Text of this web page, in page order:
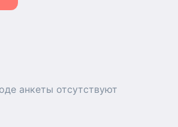
анкеты отсутствуют